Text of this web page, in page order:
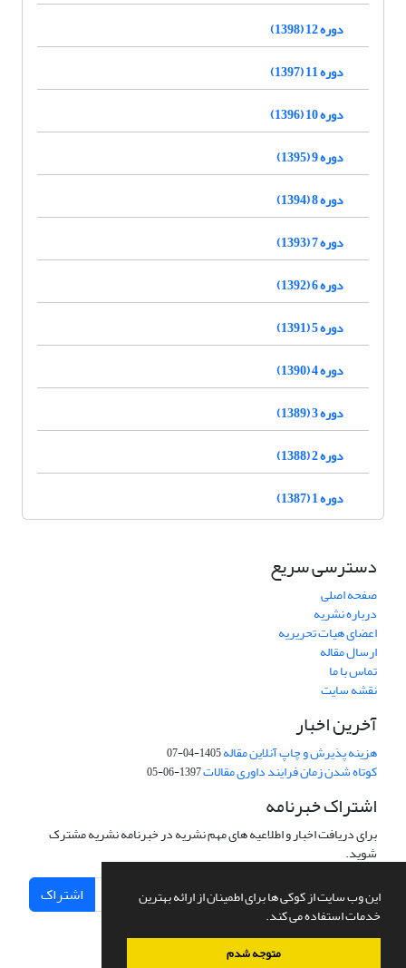
این وب سایت از کوکی ها برای اطمینان از ارائه بهترین
خدمات استفاده می کند.
متوجه شدم
دوره 12 (1398)
دوره 11 (1397)
دوره 10 (1396)
دوره 9 (1395)
دوره 8 (1394)
دوره 7 (1393)
دوره 6 (1392)
دوره 5 (1391)
دوره 4 (1390)
دوره 3 (1389)
دوره 2 (1388)
دوره 1 (1387)
دسترسی سریع
صفحه اصلی
درباره نشریه
اعضای هیات تحریریه
ارسال مقاله
تماس با ما
نقشه سایت
آخرین اخبار
هزینه پذیرش و چاپ آنلاین مقاله1405-04-07
کوتاه شدن زمان فرایند داوری مقالات1397-06-05
اشتراک خبرنامه
برای دریافت اخبار و اطلاعیه های مهم نشریه در خبرنامه نشریه مشترک
شوید.
اشتراک